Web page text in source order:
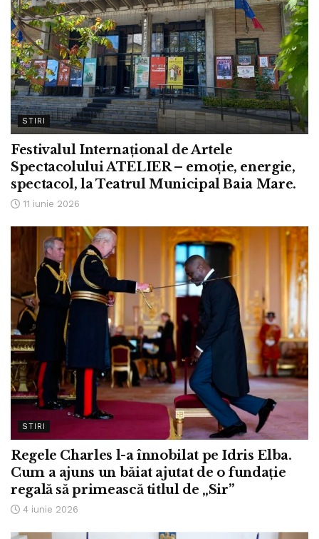
STIRI
Festivalul Internațional de Artele
Spectacolului ATELIER – emoție, energie,
spectacol, la Teatrul Municipal Baia Mare.
11 iunie 2026
STIRI
Regele Charles l-a înnobilat pe Idris Elba.
Cum a ajuns un băiat ajutat de o fundație
regală să primească titlul de „Sir”
4 iunie 2026